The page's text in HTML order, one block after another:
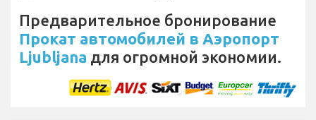
Предварительное бронирование
Прокат автомобилей в Аэропорт
Ljubljana для огромной экономии.